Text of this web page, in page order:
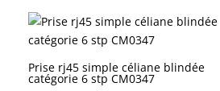
Prise rj45 simple céliane blindée
catégorie 6 stp CM0347